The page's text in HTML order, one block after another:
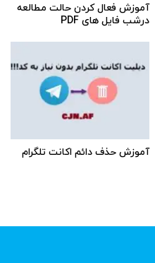
آموزش فعال کردن حالت مطالعه
درشب فایل های PDF
آموزش حذف دائم اکانت تلگرام